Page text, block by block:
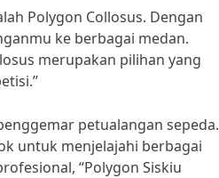
Polygon Collosus. Dengan
ke berbagai medan.
merupakan pilihan yang
petualangan sepeda.
untuk menjelajahi berbagai
“Polygon Siskiu